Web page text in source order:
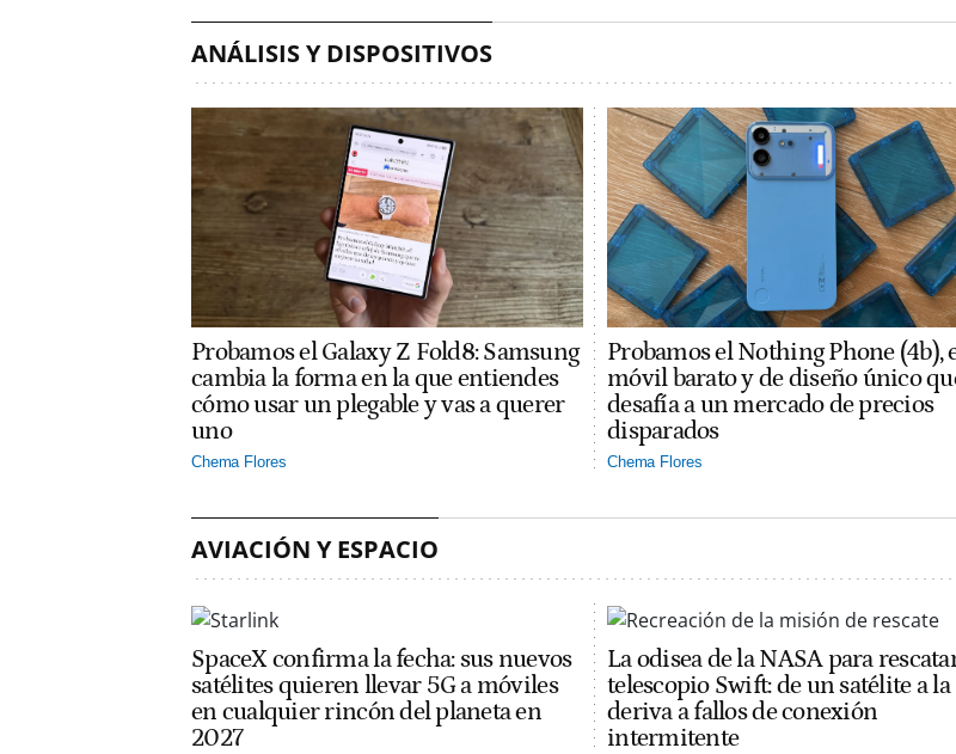
ANÁLISIS Y DISPOSITIVOS
Probamos el Galaxy Z Fold8: Samsung
cambia la forma en la que entiendes
cómo usar un plegable y vas a querer
uno
Chema Flores
Probamos el Nothing Phone (4b),
móvil barato y de diseño único
desafía a un mercado de precios
disparados
Chema Flores
AVIACIÓN Y ESPACIO
SpaceX confirma la fecha: sus nuevos
satélites quieren llevar 5G a móviles
en cualquier rincón del planeta en
2027
La odisea de la NASA para
telescopio Swift: de un satélite a la
deriva a fallos de conexión
intermitente